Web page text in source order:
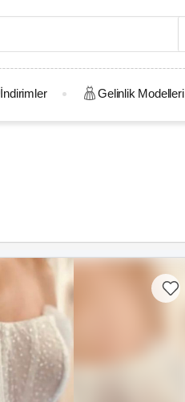
İndirimler Gelinlik Modelleri